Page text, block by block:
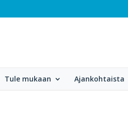
Tule mukaan Ajankohtaista